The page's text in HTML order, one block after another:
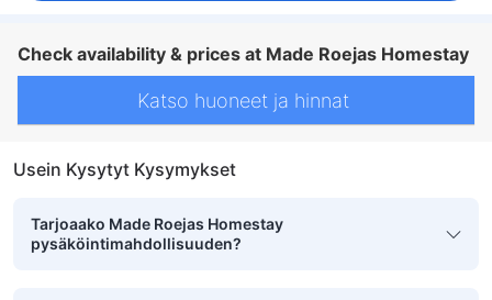
Check availability & prices at Made Roejas Homestay
Katso huoneet ja hinnat
Usein Kysytyt Kysymykset
Tarjoaako Made Roejas Homestay
pysäköintimahdollisuuden?